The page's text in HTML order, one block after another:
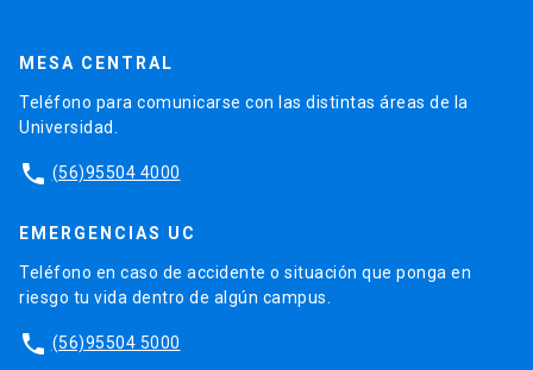
MESA CENTRAL
Teléfono para comunicarse con las distintas áreas de la
Universidad.
phone (56)95504 4000
EMERGENCIAS UC
Teléfono en caso de accidente o situación que ponga en
riesgo tu vida dentro de algún campus.
phone (56)95504 5000